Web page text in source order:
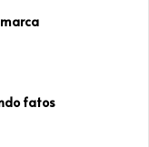
fatos